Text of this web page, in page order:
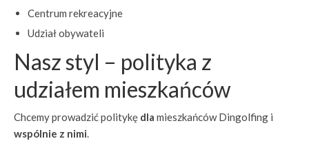
Centrum rekreacyjne
Udział obywateli
Nasz styl – polityka z
udziałem mieszkańców
Chcemy prowadzić politykę dla mieszkańców Dingolfing i
wspólnie z nimi.